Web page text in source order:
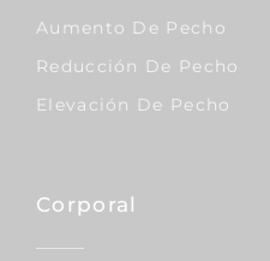
Aumento De Pecho
Reducción De Pecho
Elevación De Pecho
Corporal